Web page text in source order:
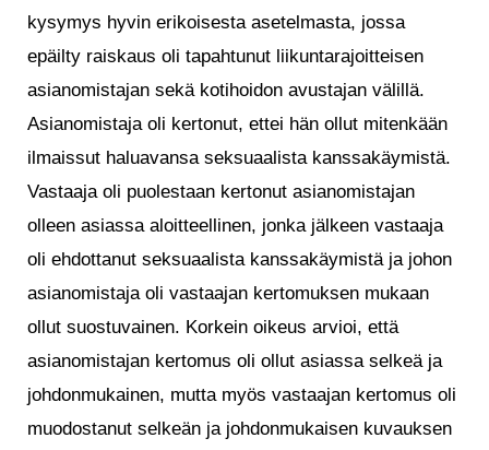
kysymys hyvin erikoisesta asetelmasta, jossa
epäilty raiskaus oli tapahtunut liikuntarajoitteisen
asianomistajan sekä kotihoidon avustajan välillä.
Asianomistaja oli kertonut, ettei hän ollut mitenkään
ilmaissut haluavansa seksuaalista kanssakäymistä.
Vastaaja oli puolestaan kertonut asianomistajan
olleen asiassa aloitteellinen, jonka jälkeen vastaaja
oli ehdottanut seksuaalista kanssakäymistä ja johon
asianomistaja oli vastaajan kertomuksen mukaan
ollut suostuvainen. Korkein oikeus arvioi, että
asianomistajan kertomus oli ollut asiassa selkeä ja
johdonmukainen, mutta myös vastaajan kertomus oli
muodostanut selkeän ja johdonmukaisen kuvauksen